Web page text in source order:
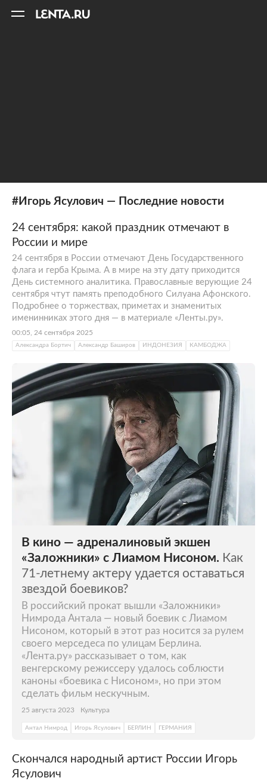
#Игорь Ясулович — Последние новости
24 сентября: какой праздник отмечают в
России и мире
24 сентября в России отмечают День Государственного
флага и герба Крыма. А в мире на эту дату приходится
День системного аналитика. Православные верующие 24
сентября чтут память преподобного Силуана Афонского.
Подробнее о торжествах, приметах и знаменитых
именинниках этого дня — в материале «Ленты.ру».
00:05, 24 сентября 2025
Александра Бортич Александр Баширов ИНДОНЕЗИЯ КАМБОДЖА
В кино — адреналиновый экшен
«Заложники» с Лиамом Нисоном. Как
71-летнему актеру удается оставаться
звездой боевиков?
В российский прокат вышли «Заложники»
Нимрода Антала — новый боевик с Лиамом
Нисоном, который в этот раз носится за рулем
своего мерседеса по улицам Берлина.
«Лента.ру» рассказывает о том, как
венгерскому режиссеру удалось соблюсти
каноны «боевика с Нисоном», но при этом
сделать фильм нескучным.
25 августа 2023 Культура
Антал Нимрод Игорь Ясулович БЕРЛИН ГЕРМАНИЯ
Скончался народный артист России Игорь
Ясулович